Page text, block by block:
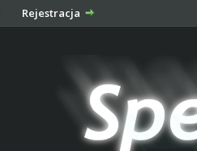
Rejestracja